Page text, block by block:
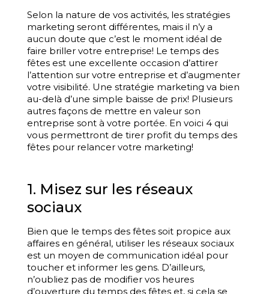
Selon la nature de vos activités, les stratégies
marketing seront différentes, mais il n’y a
aucun doute que c’est le moment idéal de
faire briller votre entreprise! Le temps des
fêtes est une excellente occasion d’attirer
l’attention sur votre entreprise et d’augmenter
votre visibilité. Une stratégie marketing va bien
au-delà d’une simple baisse de prix! Plusieurs
autres façons de mettre en valeur son
entreprise sont à votre portée. En voici 4 qui
vous permettront de tirer profit du temps des
fêtes pour relancer votre marketing!
1. Misez sur les réseaux
sociaux
Bien que le temps des fêtes soit propice aux
affaires en général, utiliser les réseaux sociaux
est un moyen de communication idéal pour
toucher et informer les gens. D’ailleurs,
n’oubliez pas de modifier vos heures
d’ouverture du temps des fêtes et, si cela se